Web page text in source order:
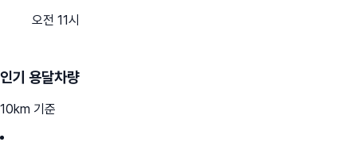
오전 11시
인기 용달차량
10km 기준